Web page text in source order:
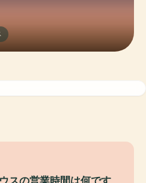
スの営業時間は何です